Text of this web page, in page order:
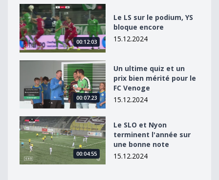
Le LS sur le podium, YS bloque encore
00:12:03
Le LS sur le podium, YS
bloque encore
15.12.2024
Un ultime quiz et un prix bien mérité pour le FC
00:07:23
Un ultime quiz et un
prix bien mérité pour le
FC Venoge
15.12.2024
Le SLO et Nyon terminent l&#039;année sur une
00:04:55
Le SLO et Nyon
terminent l'année sur
une bonne note
15.12.2024